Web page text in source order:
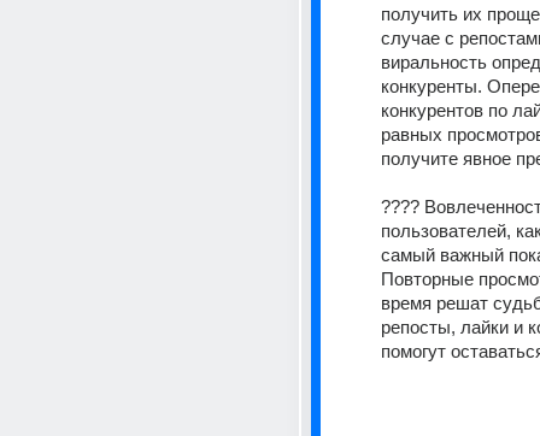
получить их
случае с
виральность
конкуренты.
конкурентов по
равных
получите явное
????
пользователей,
самый важный
Повторные
время решат
репосты, лайки и
помогут